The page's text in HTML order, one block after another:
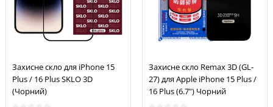
Захисне скло для iPhone 15
Plus / 16 Plus SKLO 3D
(Чорний)
Захисне скло Remax 3D (GL-
27) для Apple iPhone 15 Plus /
16 Plus (6.7") Чорний